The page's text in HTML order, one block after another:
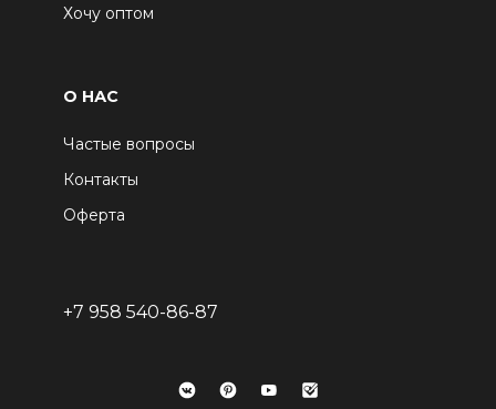
Хочу оптом
О НАС
Частые вопросы
Контакты
Оферта
+7 958 540-86-87